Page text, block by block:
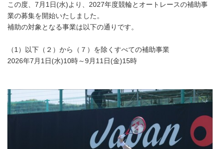
この度、7月1日(水)より、2027年度競輪とオートレースの補助事
業の募集を開始いたしました。
補助の対象となる事業は以下の通りです。
（1）以下（２）から（７）を除くすべての補助事業
2026年7月1日(水)10時～9月11日(金)15時